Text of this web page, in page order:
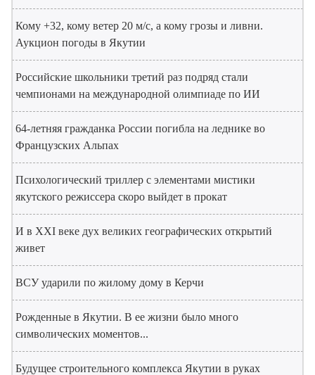
Кому +32, кому ветер 20 м/с, а кому грозы и ливни.
Аукцион погоды в Якутии
Российские школьники третий раз подряд стали
чемпионами на международной олимпиаде по ИИ
64-летняя гражданка России погибла на леднике во
Французских Альпах
Психологический триллер с элементами мистики
якутского режиссера скоро выйдет в прокат
И в XXI веке дух великих географических открытий
живет
ВСУ ударили по жилому дому в Керчи
Рожденные в Якутии. В ее жизни было много
символических моментов...
Будущее строительного комплекса Якутии в руках